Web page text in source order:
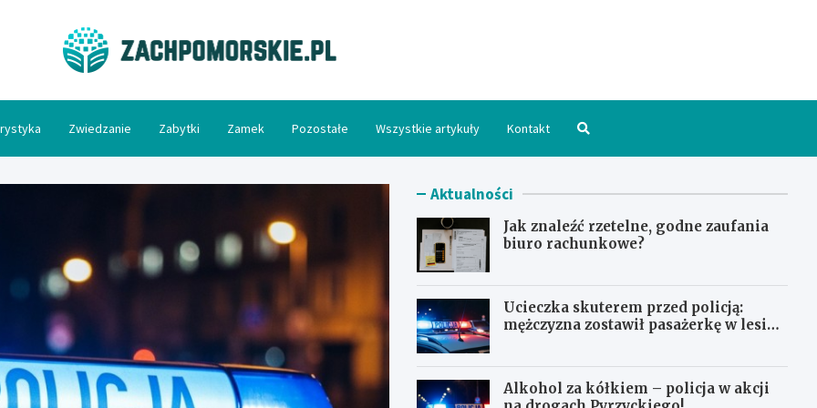
Zwiedzanie Zabytki Zamek Pozostałe Wszystkie artykuły Kontakt
Aktualności
Jak znaleźć rzetelne, godne zaufania
biuro rachunkowe?
Ucieczka skuterem przed policją:
mężczyzna zostawił pasażerkę w lesie i
Alkohol za kółkiem – policja w akcji